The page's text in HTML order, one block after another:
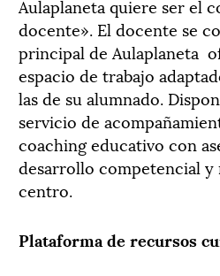
Aulaplaneta quiere ser el
docente». El docente se
principal de Aulaplaneta
espacio de trabajo
las de su alumnado.
servicio de
coaching educativo con
desarrollo competencial
centro.
Plataforma de recursos